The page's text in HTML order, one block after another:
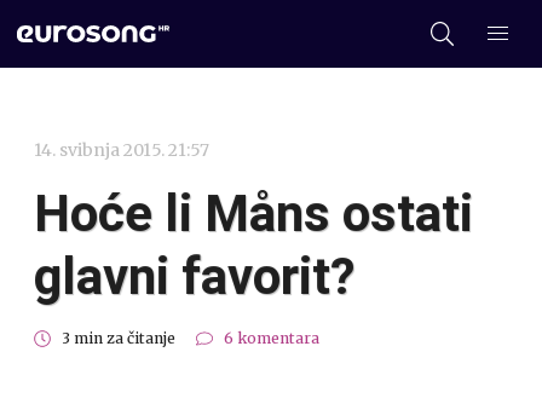
14. svibnja 2015. 21:57
Hoće li Måns ostati
glavni favorit?
3 min za čitanje 6 komentara